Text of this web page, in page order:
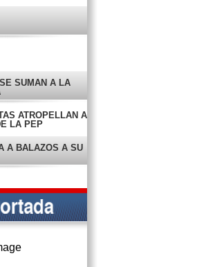
SUMAN A LA
ATROPELLAN A
LA PEP
A BALAZOS A SU
DIPUTACIONES
DE EPN A